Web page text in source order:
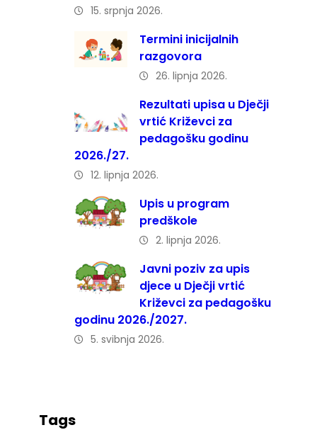
15. srpnja 2026.
Termini inicijalnih
razgovora
26. lipnja 2026.
Rezultati upisa u Dječji
vrtić Križevci za
pedagošku godinu
2026./27.
12. lipnja 2026.
Upis u program
predškole
2. lipnja 2026.
Javni poziv za upis
djece u Dječji vrtić
Križevci za pedagošku
godinu 2026./2027.
5. svibnja 2026.
Tags